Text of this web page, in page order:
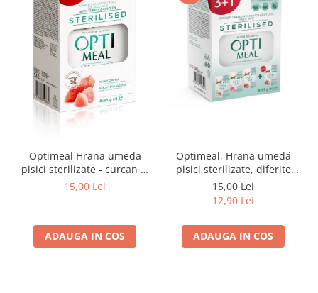
Optimeal Hrana umeda
pisici sterilizate - curcan si
pui in sos, set 3+1,
15,00 Lei
ADAUGA IN COS
Optimeal, Hrană umedă
pisici sterilizate, diferite
arome, (3+1), 0.34kg
15,00 Lei
12,90 Lei
ADAUGA IN COS